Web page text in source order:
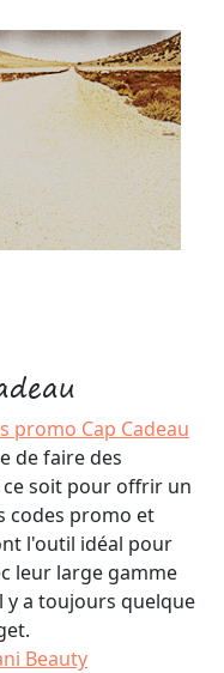
promo Cap Cadeau
de faire des
ce soit pour offrir un
codes promo et
l'outil idéal pour
leur large gamme
y a toujours quelque
Beauty